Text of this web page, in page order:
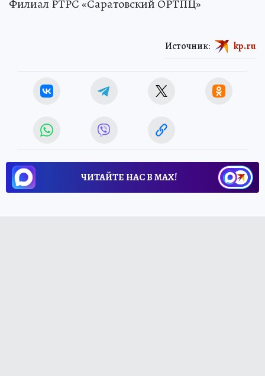
Филиал РТРС «Саратовский ОРТПЦ»
Источник: kp.ru
ЧИТАЙТЕ НАС В МАХ!